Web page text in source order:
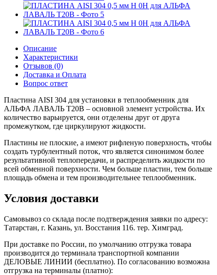
Описание
Характеристики
Отзывов (0)
Доставка и Оплата
Вопрос ответ
Пластина AISI 304 для установки в теплообменник для
АЛЬФА ЛАВАЛЬ T20B – основной элемент устройства. Их
количество варьируется, они отделены друг от друга
промежутком, где циркулируют жидкости.
Пластины не плоские, а имеют рифленую поверхность, чтобы
создать турбулентный поток, что является синонимом более
результативной теплопередачи, и распределить жидкости по
всей обменной поверхности. Чем больше пластин, тем больше
площадь обмена и тем производительнее теплообменник.
Условия доставки
Самовывоз со склада после подтверждения заявки по адресу:
Татарстан, г. Казань, ул. Восстания 116. тер. Химград.
При доставке по России, по умолчанию отгрузка товара
производится до терминала транспортной компании
ДЕЛОВЫЕ ЛИНИИ (бесплатно). По согласованию возможна
отгрузка на терминалы (платно):